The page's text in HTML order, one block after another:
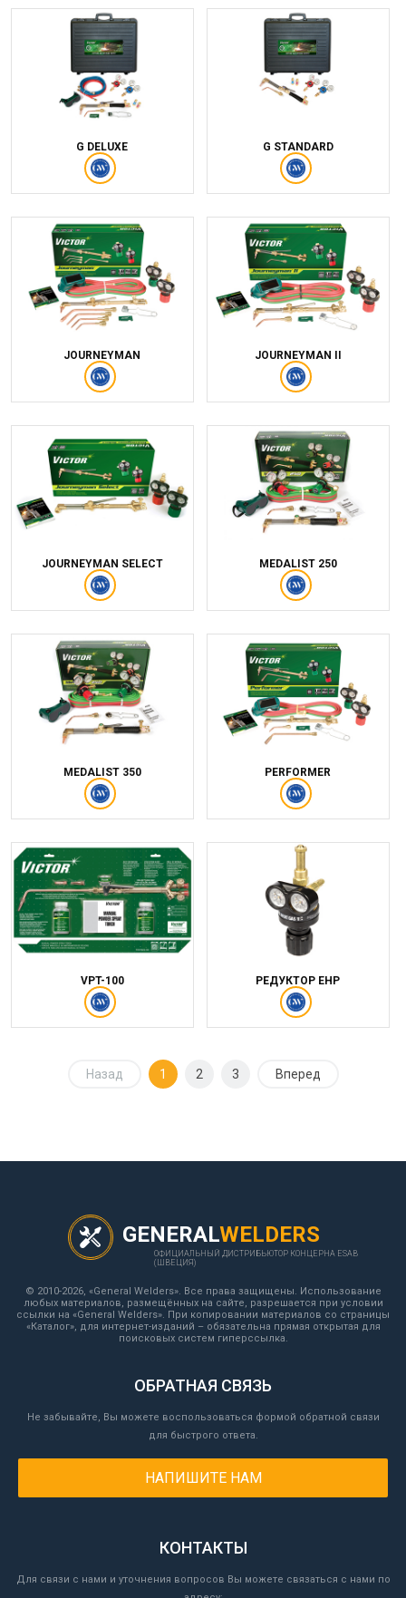
G DELUXE G STANDARD
JOURNEYMAN JOURNEYMAN II
JOURNEYMAN SELECT MEDALIST 250
MEDALIST 350 PERFORMER
VPT-100 РЕДУКТОР EHP
Назад 1 2 3 Вперед
GENERALWELDERS
ОФИЦИАЛЬНЫЙ ДИСТРИБЬЮТОР КОНЦЕРНА ESAB
(ШВЕЦИЯ)
© 2010-2026, «General Welders». Все права защищены. Использование
любых материалов, размещённых на сайте, разрешается при условии
ссылки на «General Welders». При копировании материалов со страницы
«Каталог», для интернет-изданий – обязательна прямая открытая для
поисковых систем гиперссылка.
ОБРАТНАЯ СВЯЗЬ
Не забывайте, Вы можете воспользоваться формой обратной связи
для быстрого ответа.
НАПИШИТЕ НАМ
КОНТАКТЫ
Для связи с нами и уточнения вопросов Вы можете связаться с нами по